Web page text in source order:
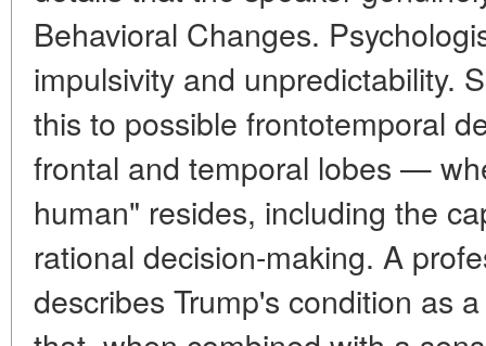
Behavioral Changes.
impulsivity and unpredictability.
this to possible frontotemporal
frontal and temporal lobes —
human" resides, including the
rational decision-making. A
describes Trump's condition as